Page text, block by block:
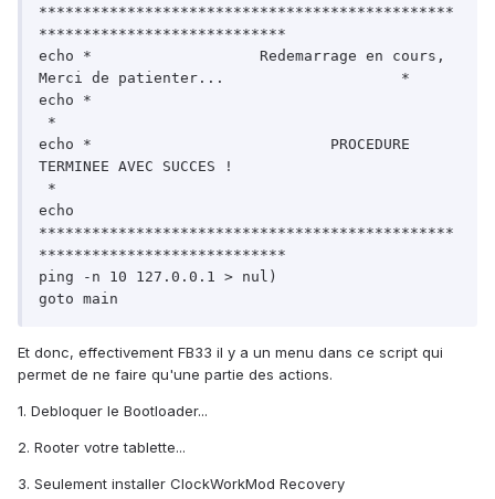
Et donc, effectivement FB33 il y a un menu dans ce script qui
permet de ne faire qu'une partie des actions.
1. Debloquer le Bootloader...
2. Rooter votre tablette...
3. Seulement installer ClockWorkMod Recovery